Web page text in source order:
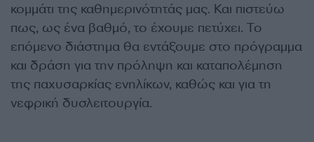
κομμάτι της καθημερινότητάς μας. Και πιστεύω
πως, ως ένα βαθμό, το έχουμε πετύχει. Το
επόμενο διάστημα θα εντάξουμε στο πρόγραμμα
και δράση για την πρόληψη και καταπολέμηση
της παχυσαρκίας ενηλίκων, καθώς και για τη
νεφρική δυσλειτουργία.